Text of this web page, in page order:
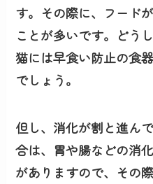
す。その際に、フード
ことが多いです。どう
猫には早食い防止の食
でしょう。
但し、消化が割と進ん
合は、胃や腸などの消
がありますので、その